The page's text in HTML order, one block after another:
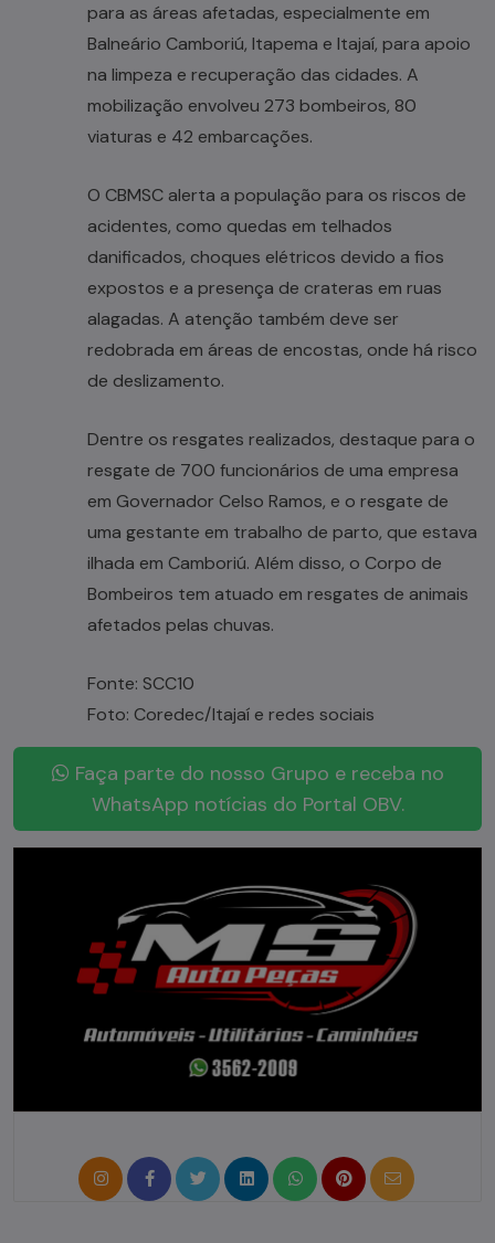
para as áreas afetadas, especialmente em
Balneário Camboriú, Itapema e Itajaí, para apoio
na limpeza e recuperação das cidades. A
mobilização envolveu 273 bombeiros, 80
viaturas e 42 embarcações.
O CBMSC alerta a população para os riscos de
acidentes, como quedas em telhados
danificados, choques elétricos devido a fios
expostos e a presença de crateras em ruas
alagadas. A atenção também deve ser
redobrada em áreas de encostas, onde há risco
de deslizamento.
Dentre os resgates realizados, destaque para o
resgate de 700 funcionários de uma empresa
em Governador Celso Ramos, e o resgate de
uma gestante em trabalho de parto, que estava
ilhada em Camboriú. Além disso, o Corpo de
Bombeiros tem atuado em resgates de animais
afetados pelas chuvas.
Fonte: SCC10
Foto: Coredec/Itajaí e redes sociais
Faça parte do nosso Grupo e receba no
WhatsApp notícias do Portal OBV.